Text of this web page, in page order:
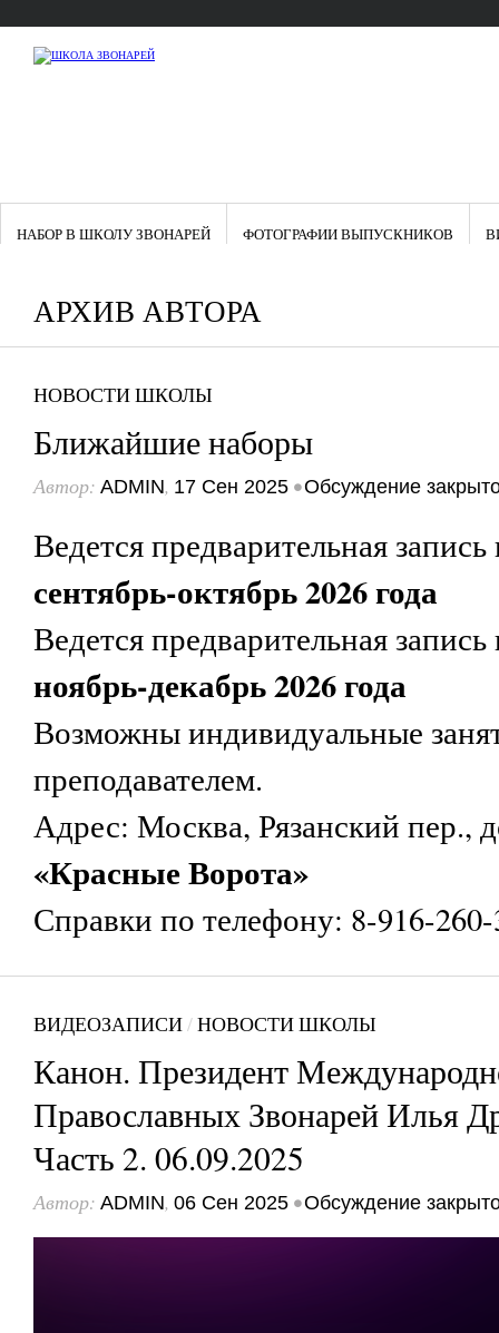
НАБОР В ШКОЛУ ЗВОНАРЕЙ ФОТОГРАФИИ ВЫПУСКНИКОВ
АРХИВ АВТОРА
НОВОСТИ ШКОЛЫ
Ближайшие наборы
Автор: ADMIN, 17 Сен 2025 •Обсуждение
Ведется предварительная
сентябрь-октябрь 2026 года
Ведется предварительная
ноябрь-декабрь 2026 года
Возможны индивидуальные
преподавателем.
Адрес: Москва, Рязанский пер.,
«Красные Ворота»
Справки по телефону: 8-916-
ВИДЕОЗАПИСИ/НОВОСТИ ШКОЛЫ
Канон. Президент
Православных Звонарей Илья
Часть 2. 06.09.2025
Автор: ADMIN, 06 Сен 2025 •Обсуждение